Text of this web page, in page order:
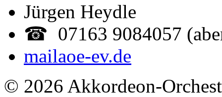
Jürgen Heydle
☎ 07163 9084057
mailaoe-ev.de
© 2026 Akkordeon-